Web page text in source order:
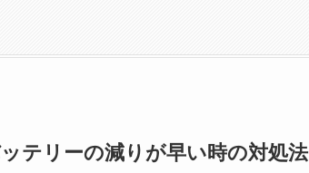
テリーの減りが早い時の対処法